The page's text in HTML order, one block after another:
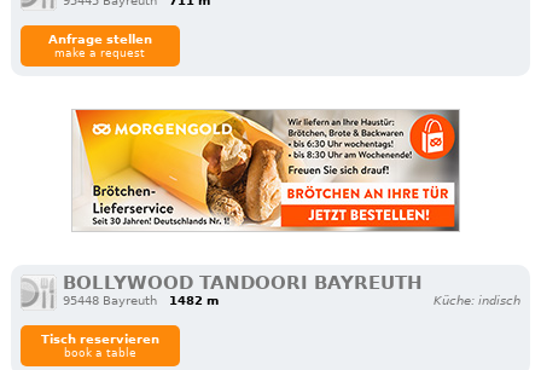
Anfrage stellen
make a request
BOLLYWOOD TANDOORI BAYREUTH
95448 Bayreuth 1482 m Küche: indisch
Tisch reservieren
book a table